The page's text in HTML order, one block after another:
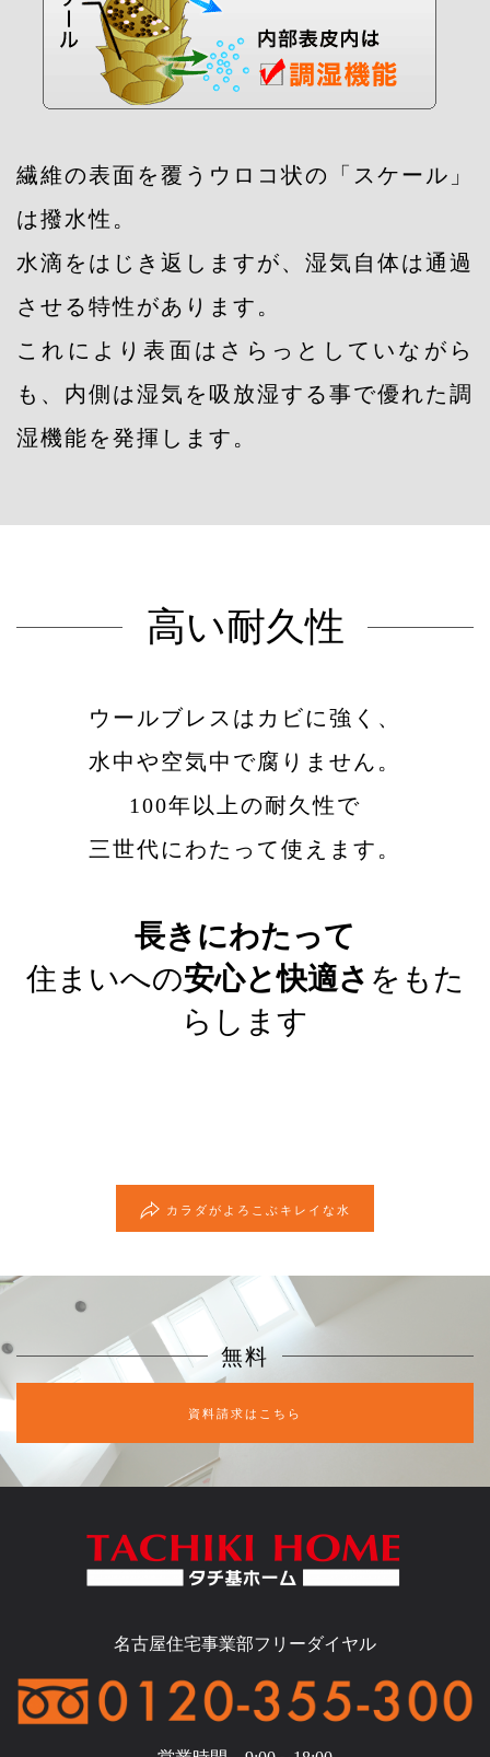
繊維の表面を覆うウロコ状の「スケール」
は撥水性。
水滴をはじき返しますが、湿気自体は通過
させる特性があります。
これにより表面はさらっとしていながら
も、内側は湿気を吸放湿する事で優れた調
湿機能を発揮します。
高い耐久性
ウールブレスはカビに強く、
水中や空気中で腐りません。
100年以上の耐久性で
三世代にわたって使えます。
長きにわたって
住まいへの安心と快適さ をもた
らします
カラダがよろこぶキレイな水
無料
資料請求はこちら
名古屋住宅事業部フリーダイヤル